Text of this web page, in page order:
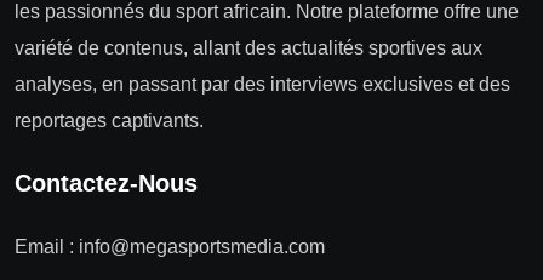
les passionnés du sport africain. Notre plateforme offre une
variété de contenus, allant des actualités sportives aux
analyses, en passant par des interviews exclusives et des
reportages captivants.
Contactez-Nous
Email : info@megasportsmedia.com